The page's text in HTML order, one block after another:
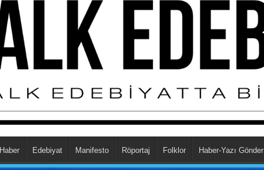
Haber Edebiyat Manifesto Röportaj Folklor Haber-Yazı Gönder